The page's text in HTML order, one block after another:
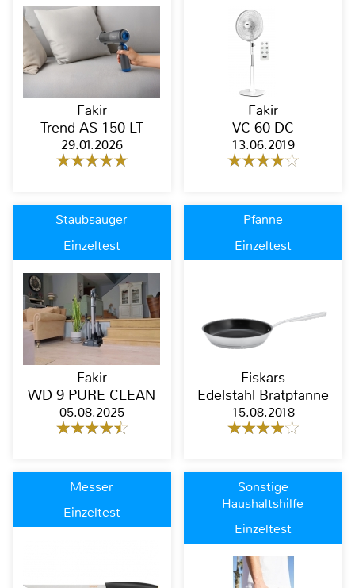
Fakir
Trend AS 150 LT
29.01.2026
Fakir
VC 60 DC
13.06.2019
Staubsauger
Einzeltest
Fakir
WD 9 PURE CLEAN
05.08.2025
Pfanne
Einzeltest
Fiskars
Edelstahl Bratpfanne
15.08.2018
Messer
Einzeltest
Sonstige
Haushaltshilfe
Einzeltest